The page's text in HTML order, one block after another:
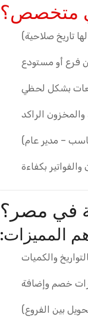
متخصص؟
تاريخ صلاحية)
فرع أو مستودع
بشكل لحظي
والمخزون الراكد
– مدير عام)
في مصر؟
المميزات:
والكميات
خصم وإضافة
بين الفروع)